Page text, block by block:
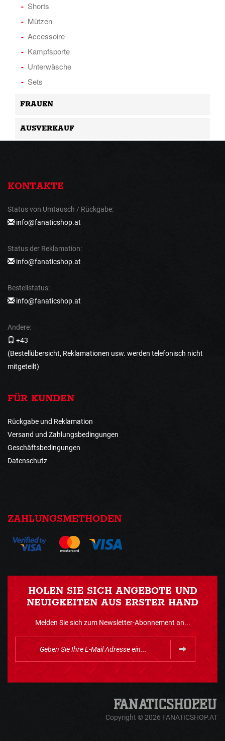
Shorts
Mützen
Accessoire
Kampfsporte
Unterwäsche
Sets
FRAUEN
AUSVERKAUF
KONTAKTE
Status von Umtausch / Rückgabe:
info@fanaticshop.at
Status der Reklamation:
info@fanaticshop.at
Bestellstatus:
info@fanaticshop.at
Andere:
+43
(Bestellübersicht, Reklamationen usw. werden telefonisch nicht
mitgeteilt)
FÜR KUNDEN
Rückgabe und Reklamation
Versand und Zahlungsbedingungen
Geschäftsbedingungen
Datenschutz
ZAHLUNGSMETHODEN
HOLEN SIE SICH ANGEBOTE UND
NEUIGKEITEN AUS ERSTER HAND
Melden Sie sich zum Newsletter-Abonnement an...
Copyright © 2026 FANATICSHOP.AT